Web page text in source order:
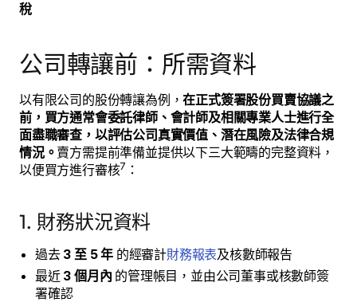
稅
公司轉讓前：所需資料
以有限公司的股份轉讓為例，在正式簽署股份買賣協議之
前，買方通常會委託律師、會計師及相關專業人士進行全
面盡職審查，以評估公司真實價值、潛在風險及法律合規
情況。 賣方需提前準備並提供以下三大範疇的完整資料，
以便買方進行審核7 ：
1. 財務狀況資料
過去 3 至 5 年 的經審計財務報表及核數師報告
最近 3 個月內 的管理帳目，並由公司董事或核數師簽
署確認